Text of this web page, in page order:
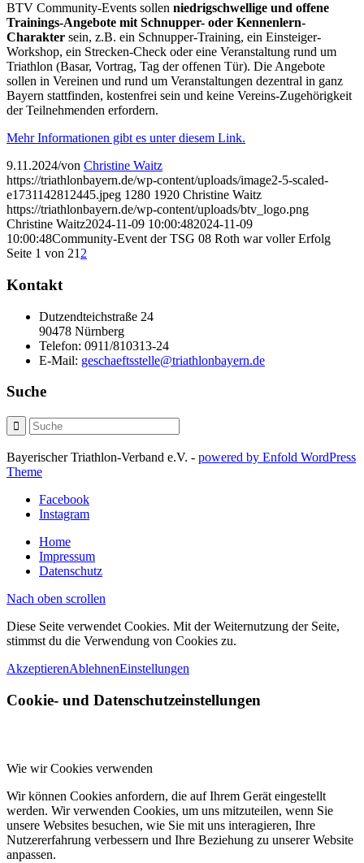
BTV Community-Events sollen niedrigschwellige und offene
Trainings-Angebote mit Schnupper- oder Kennenlern-
Charakter sein, z.B. ein Schnupper-Training, ein Einsteiger-
Workshop, ein Strecken-Check oder eine Veranstaltung rund um
Triathlon (Basar, Vortrag, Tag der offenen Tür). Die Angebote
sollen in Vereinen und rund um Veranstaltungen dezentral in ganz
Bayern stattfinden, kostenfrei sein und keine Vereins-Zugehörigkeit
der Teilnehmenden erfordern.
Mehr Informationen gibt es unter diesem Link.
9.11.2024/von Christine Waitz
https://triathlonbayern.de/wp-content/uploads/image2-5-scaled-
e1731142812445.jpeg 1280 1920 Christine Waitz
https://triathlonbayern.de/wp-content/uploads/btv_logo.png
Christine Waitz2024-11-09 10:00:482024-11-09
10:00:48Community-Event der TSG 08 Roth war voller Erfolg
Seite 1 von 21 2
Kontakt
Dutzendteichstraße 24
90478 Nürnberg
Telefon: 0911/810313-24
E-Mail: geschaeftsstelle@triathlonbayern.de
Suche
Bayerischer Triathlon-Verband e.V. - powered by Enfold WordPress
Theme
Facebook
Instagram
Home
Impressum
Datenschutz
Nach oben scrollen
Diese Seite verwendet Cookies. Mit der Weiternutzung der Seite,
stimmst du die Verwendung von Cookies zu.
AkzeptierenAblehnenEinstellungen
Cookie- und Datenschutzeinstellungen
Wie wir Cookies verwenden
Wir können Cookies anfordern, die auf Ihrem Gerät eingestellt
werden. Wir verwenden Cookies, um uns mitzuteilen, wenn Sie
unsere Websites besuchen, wie Sie mit uns interagieren, Ihre
Nutzererfahrung verbessern und Ihre Beziehung zu unserer Website
anpassen.